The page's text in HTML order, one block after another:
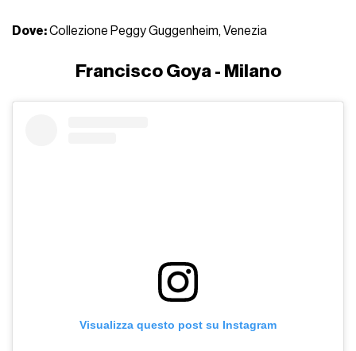
Dove:Collezione Peggy Guggenheim, Venezia
Francisco Goya - Milano
Visualizza questo post su Instagram